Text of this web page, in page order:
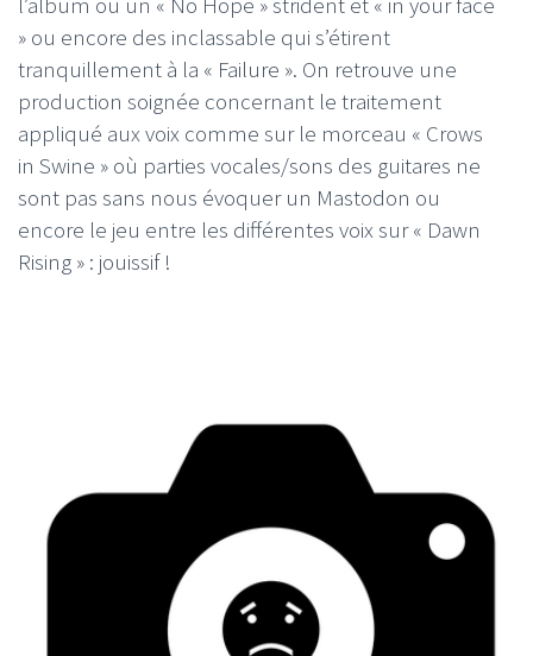
» ou encore des inclassable qui s’étirent
tranquillement à la « Failure ». On retrouve une
production soignée concernant le traitement
appliqué aux voix comme sur le morceau « Crows
in Swine » où parties vocales/sons des guitares ne
sont pas sans nous évoquer un Mastodon ou
encore le jeu entre les différentes voix sur « Dawn
Rising » : jouissif !